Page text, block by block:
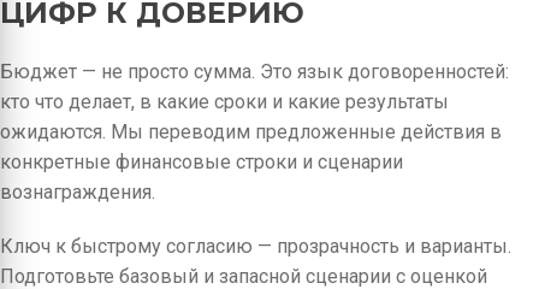
ЦИФР К ДОВЕРИЮ
Бюджет — не просто сумма. Это язык договоренностей:
кто что делает, в какие сроки и какие результаты
ожидаются. Мы переводим предложенные действия в
конкретные финансовые строки и сценарии
вознаграждения.
Ключ к быстрому согласию — прозрачность и варианты.
Подготовьте базовый и запасной сценарии с оценкой